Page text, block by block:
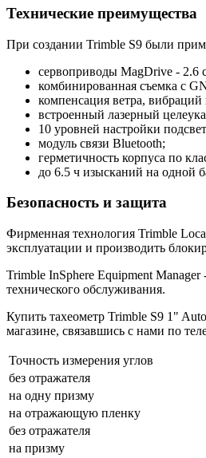
Технические преимущества
При создании Trimble S9 были
сервоприводы MagDrive - 2.6
комбинированная съемка с
компенсация ветра,
встроенный лазерный
10 уровней настройки
модуль связи Bluetooth;
герметичность корпуса по
до 6.5 ч изысканий на одной
Безопасность и защита
Фирменная технология Trimble
эксплуатации и производить
Trimble InSphere Equipment
технического обслуживания.
Купить тахеометр Trimble S9 1"
магазине, связавшись с нами по
Точность измерения углов
без отражателя
на одну призму
на отражающую пленку
без отражателя
на призму